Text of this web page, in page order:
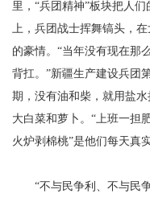
里，“兵团精神”板块把人
上，兵团战士挥舞镐头，
的豪情。“当年没有现在那
背扛。”新疆生产建设兵团
期，没有油和柴，就用盐
大白菜和萝卜。“上班一担
火炉剥棉桃”是他们每天真
“不与民争利、不与民争